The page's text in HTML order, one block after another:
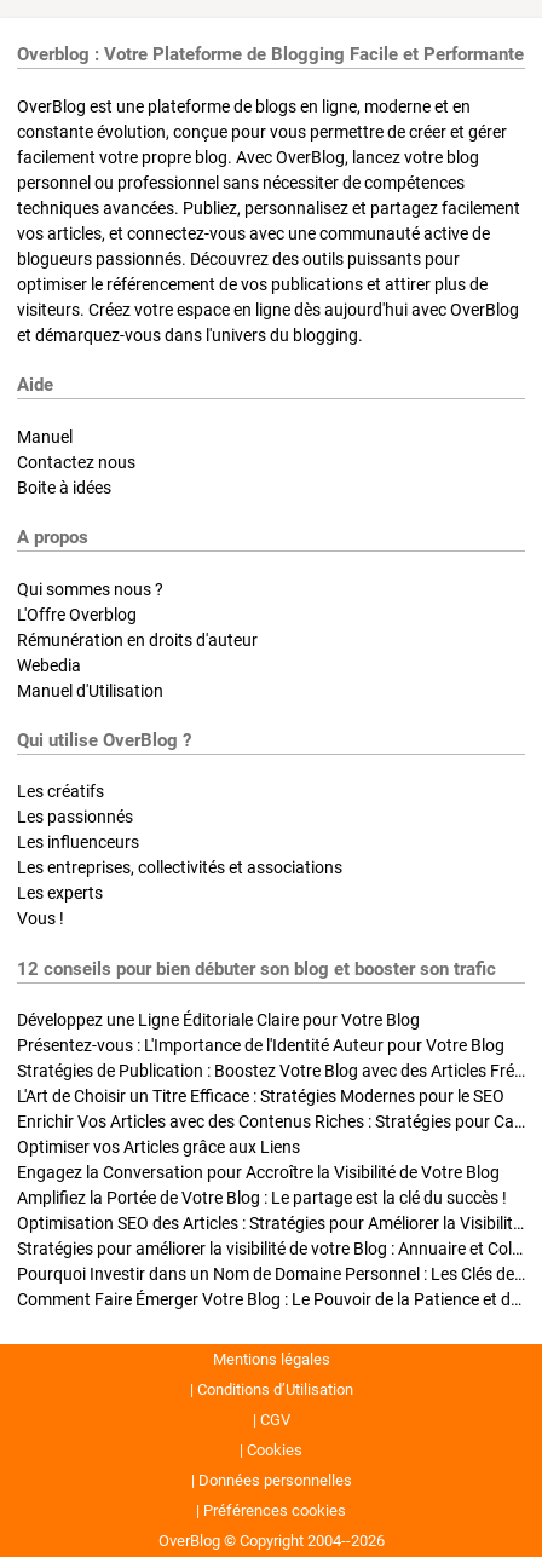
Overblog : Votre Plateforme de Blogging Facile et Performante
OverBlog est une plateforme de blogs en ligne, moderne et en
constante évolution, conçue pour vous permettre de créer et gérer
facilement votre propre blog. Avec OverBlog, lancez votre blog
personnel ou professionnel sans nécessiter de compétences
techniques avancées. Publiez, personnalisez et partagez facilement
vos articles, et connectez-vous avec une communauté active de
blogueurs passionnés. Découvrez des outils puissants pour
optimiser le référencement de vos publications et attirer plus de
visiteurs. Créez votre espace en ligne dès aujourd'hui avec OverBlog
et démarquez-vous dans l'univers du blogging.
Aide
Manuel
Contactez nous
Boite à idées
A propos
Qui sommes nous ?
L'Offre Overblog
Rémunération en droits d'auteur
Webedia
Manuel d'Utilisation
Qui utilise OverBlog ?
Les créatifs
Les passionnés
Les influenceurs
Les entreprises, collectivités et associations
Les experts
Vous !
12 conseils pour bien débuter son blog et booster son trafic
Développez une Ligne Éditoriale Claire pour Votre Blog
Présentez-vous : L'Importance de l'Identité Auteur pour Votre Blog
Stratégies de Publication : Boostez Votre Blog avec des Articles Fréquents et Exclusifs
L'Art de Choisir un Titre Efficace : Stratégies Modernes pour le SEO
Enrichir Vos Articles avec des Contenus Riches : Stratégies pour Captiver et Optimiser
Optimiser vos Articles grâce aux Liens
Engagez la Conversation pour Accroître la Visibilité de Votre Blog
Amplifiez la Portée de Votre Blog : Le partage est la clé du succès !
Optimisation SEO des Articles : Stratégies pour Améliorer la Visibilité de Votre Blog
Stratégies pour améliorer la visibilité de votre Blog : Annuaire et Collaborations
Pourquoi Investir dans un Nom de Domaine Personnel : Les Clés de la Réussite de Votre Blog
Comment Faire Émerger Votre Blog : Le Pouvoir de la Patience et de la Persévérance
Mentions légales
Conditions d’Utilisation
CGV
Cookies
Données personnelles
Préférences cookies
OverBlog © Copyright 2004--2026